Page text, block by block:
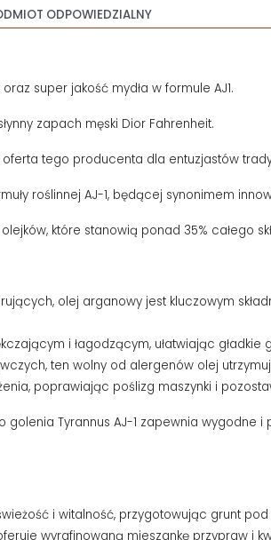
ODPOWIEDZIALNY
super jakość mydła w formule AJ1.
zapach męski Dior Fahrenheit.
tego producenta dla entuzjastów
roślinnej AJ-1, będącej synonimem
które stanowią ponad 35% całego
olej arganowy jest kluczowym
i łagodzącym, ułatwiając gładkie
ten wolny od alergenów olej
poprawiając poślizg maszynki i
golenia Tyrannus AJ-1 zapewnia
i witalność, przygotowując grunt
wyrafinowaną mieszankę przypraw i